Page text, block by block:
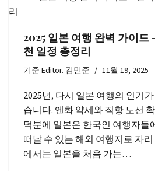
2025 일본 여행 완벽 가이
천 일정 총정리
기준Editor. 김민준 11월 19, 2025
2025년, 다시 일본 여행의 인기
습니다. 엔화 약세와 직항 노선
덕분에 일본은 한국인 여행자들
떠날 수 있는 해외 여행지로 자
에서는 일본을 처음 가는…